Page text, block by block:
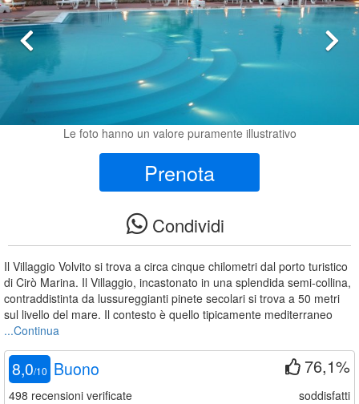
Le foto hanno un valore puramente illustrativo
Prenota
Condividi
Il Villaggio Volvito si trova a circa cinque chilometri dal porto turistico
di Cirò Marina. Il Villaggio, incastonato in una splendida semi-collina,
contraddistinta da lussureggianti pinete secolari si trova a 50 metri
sul livello del mare. Il contesto è quello tipicamente mediterraneo
...Continua
8,0/10 Buono
498 recensioni verificate
76,1%
soddisfatti